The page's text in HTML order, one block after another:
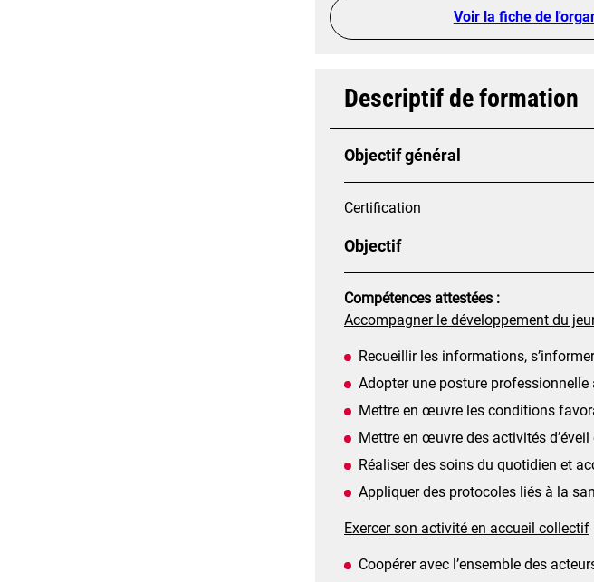
Voir la fiche de
Descriptif de formation
Objectif général
Certification
Objectif
Compétences attestées :
Accompagner le développement du
Recueillir les informations,
Adopter une posture professionnelle
Mettre en œuvre les conditions
Mettre en œuvre des activités
Réaliser des soins du quotidien et
Appliquer des protocoles liés à la
Exercer son activité en accueil collectif
Coopérer avec l’ensemble des